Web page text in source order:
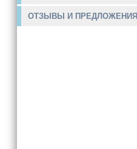
ОТЗЫВЫ И ПРЕДЛОЖЕНИЯ